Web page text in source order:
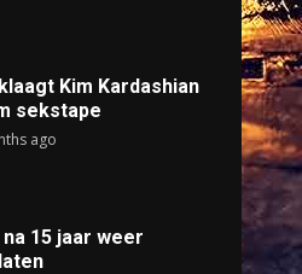
Kim Kardashian
sekstape
ago
na 15 jaar weer